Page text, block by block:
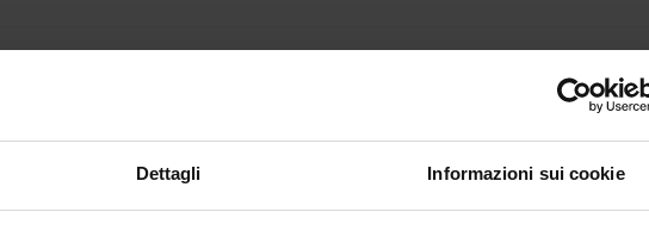
Dettagli Informazioni sui cookie
Pad. 26